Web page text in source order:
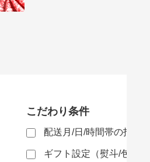
こだわり条件
配送月/日/時間帯の指定
ギフト設定（熨斗/包装